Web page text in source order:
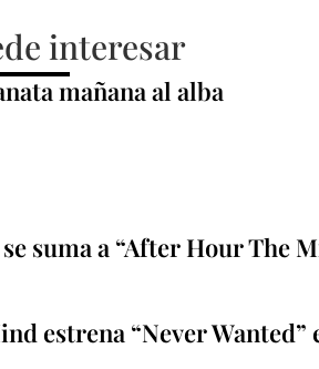
interesar
mañana al alba
suma a “After Hour The
estrena “Never Wanted”